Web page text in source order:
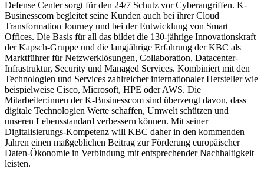
Defense Center sorgt für den 24/7 Schutz vor Cyberangriffen. K-
Businesscom begleitet seine Kunden auch bei ihrer Cloud
Transformation Journey und bei der Entwicklung von Smart
Offices. Die Basis für all das bildet die 130-jährige Innovationskraft
der Kapsch-Gruppe und die langjährige Erfahrung der KBC als
Marktführer für Netzwerklösungen, Collaboration, Datacenter-
Infrastruktur, Security und Managed Services. Kombiniert mit den
Technologien und Services zahlreicher internationaler Hersteller wie
beispielweise Cisco, Microsoft, HPE oder AWS. Die
Mitarbeiter:innen der K-Businesscom sind überzeugt davon, dass
digitale Technologien Werte schaffen, Umwelt schützen und
unseren Lebensstandard verbessern können. Mit seiner
Digitalisierungs-Kompetenz will KBC daher in den kommenden
Jahren einen maßgeblichen Beitrag zur Förderung europäischer
Daten-Ökonomie in Verbindung mit entsprechender Nachhaltigkeit
leisten.